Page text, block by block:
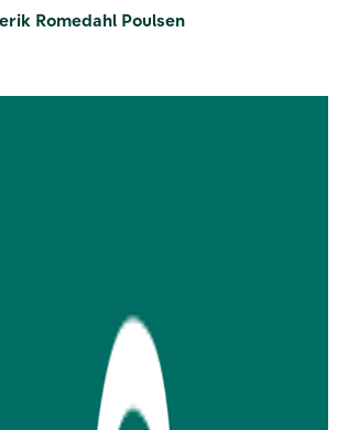
Romedahl Poulsen